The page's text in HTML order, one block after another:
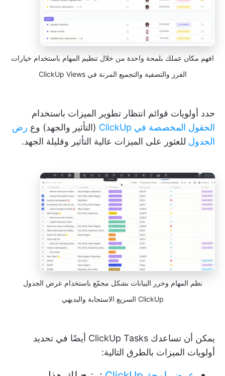
افهم مكان عملك بلمحة واحدة من خلال تنظيم المهام باستخدام خيارات
الفرز والتصفية والتجميع المرنة في ClickUp Views
حدد أولويات قوائم انتظار تطوير الميزات باستخدام
الحقول المخصصة في ClickUp
(التأثير والجهد) وع رض
الجدول للعثور على الميزات عالية التأثير وقليلة الجهد.
نظم المهام وحرر البيانات بشكل مجمّع باستخدام عرض الجدول
ClickUp السريع الاستجابة والبديهي
يمكن أن تساعدك ClickUp Tasks أيضًا في تحديد
أولويات الميزات بالطرق التالية: